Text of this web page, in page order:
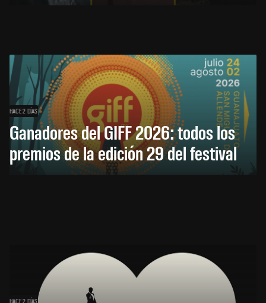
HACE 2 DÍAS
Ganadores del GIFF 2026: todos los
premios de la edición 29 del festival
HACE 2 DÍAS